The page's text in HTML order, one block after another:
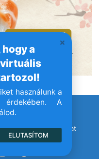
a
használunk a
érdekében. A
ELUTASÍTOM
jog fenntartva!
Médiaajánlat